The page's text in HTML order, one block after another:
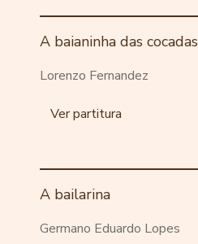
A baianinha das cocadas
Lorenzo Fernandez
Ver partitura
A bailarina
Germano Eduardo Lopes